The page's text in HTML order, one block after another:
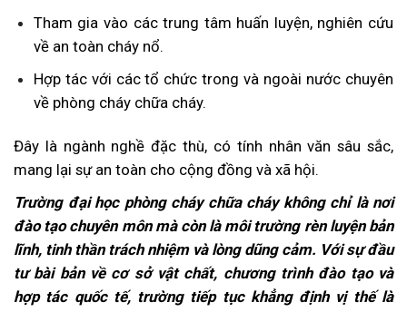
Tham gia vào các trung tâm huấn luyện, nghiên cứu
về an toàn cháy nổ.
Hợp tác với các tổ chức trong và ngoài nước chuyên
về phòng cháy chữa cháy.
Đây là ngành nghề đặc thù, có tính nhân văn sâu sắc,
mang lại sự an toàn cho cộng đồng và xã hội.
Trường đại học phòng cháy chữa cháy không chỉ là nơi
đào tạo chuyên môn mà còn là môi trường rèn luyện bản
lĩnh, tinh thần trách nhiệm và lòng dũng cảm. Với sự đầu
tư bài bản về cơ sở vật chất, chương trình đào tạo và
hợp tác quốc tế, trường tiếp tục khẳng định vị thế là